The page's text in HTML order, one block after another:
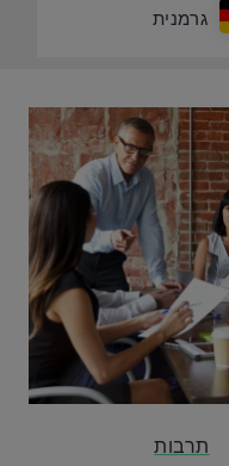
גרמנית
תרבות